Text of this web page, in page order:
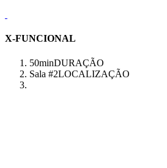
X-FUNCIONAL
50minDURAÇÃO
Sala #2LOCALIZAÇÃO